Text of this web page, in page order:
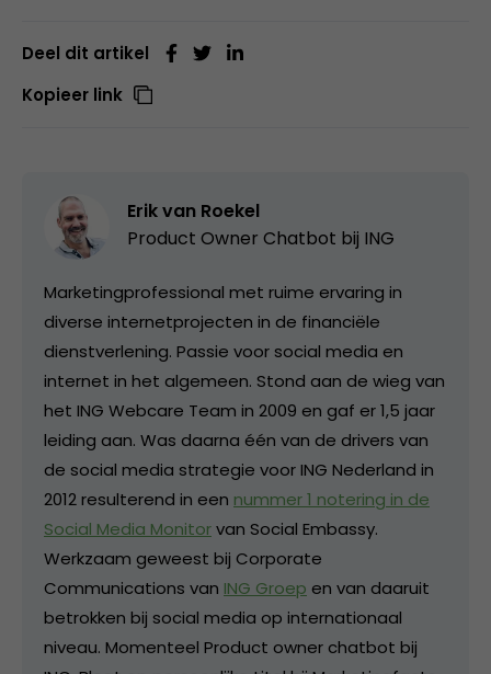
Deel dit artikel
Kopieer link
Erik van Roekel
Product Owner Chatbot bij ING
Marketingprofessional met ruime ervaring in
diverse internetprojecten in de financiële
dienstverlening. Passie voor social media en
internet in het algemeen. Stond aan de wieg van
het ING Webcare Team in 2009 en gaf er 1,5 jaar
leiding aan. Was daarna één van de drivers van
de social media strategie voor ING Nederland in
2012 resulterend in een nummer 1 notering in de
Social Media Monitorvan Social Embassy.
Werkzaam geweest bij Corporate
Communications van ING Groep en van daaruit
betrokken bij social media op internationaal
niveau. Momenteel Product owner chatbot bij